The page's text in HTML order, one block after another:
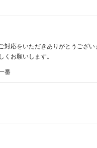
対応をいただきありがとうござい
くお願いします。
番